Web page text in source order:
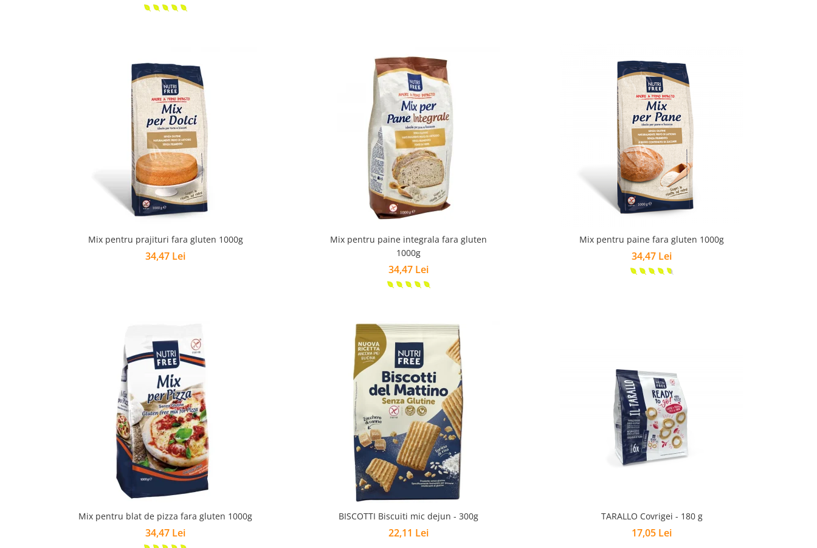
Mix pentru prajituri fara gluten 1000g
34,47 Lei
Mix pentru paine integrala fara gluten
1000g
34,47 Lei
Mix pentru paine fara gluten 1000g
34,47 Lei
Mix pentru blat de pizza fara gluten 1000g
34,47 Lei
BISCOTTI Biscuiti mic dejun - 300g
22,11 Lei
TARALLO Covrigei - 180 g
17,05 Lei